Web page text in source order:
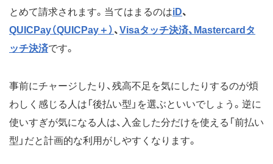
とめて請求されます。当てはまるのはiD、
QUICPay（QUICPay＋）、 Visaタッチ決済、Mastercardタ
ッチ決済です。
事前にチャージしたり、残高不足を気にしたりするのが煩
わしく感じる人は「後払い型」を選ぶといいでしょう。逆に
使いすぎが気になる人は、入金した分だけを使える「前払い
型」だと計画的な利用がしやすくなります。